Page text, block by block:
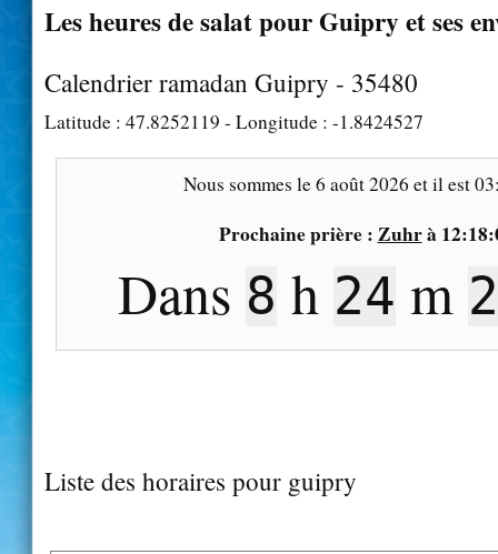
Les heures de salat pour Guipry et ses
Calendrier ramadan Guipry - 35480
Latitude : 47.8252119 - Longitude : -1.8424527
Nous sommes le6 août 2026 et il est
Prochaine prière : Zuhrà
Dans 8 h 24 m
Liste des horaires pour guipry